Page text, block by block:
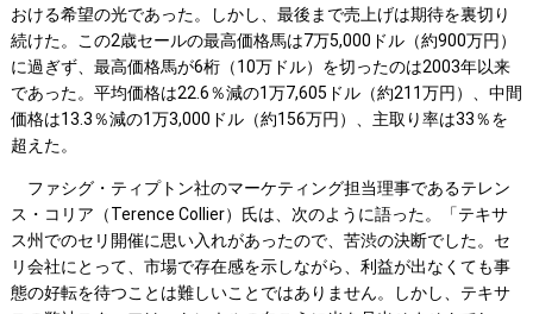
おける希望の光であった。しかし、最後まで売上げは期待を裏切り
続けた。この2歳セールの最高価格馬は7万5,000ドル（約900万円）
に過ぎず、最高価格馬が6桁（10万ドル）を切ったのは2003年以来
であった。平均価格は22.6％減の1万7,605ドル（約211万円）、中間
価格は13.3％減の1万3,000ドル（約156万円）、主取り率は33％を
超えた。
ファシグ・ティプトン社のマーケティング担当理事であるテレン
ス・コリア（Terence Collier）氏は、次のように語った。「テキサ
ス州でのセリ開催に思い入れがあったので、苦渋の決断でした。セ
リ会社にとって、市場で存在感を示しながら、利益が出なくても事
態の好転を待つことは難しいことではありません。しかし、テキサ